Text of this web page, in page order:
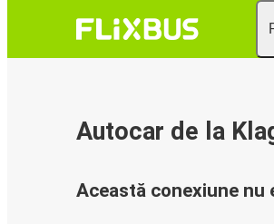
Autocar de la
Această conexiune nu